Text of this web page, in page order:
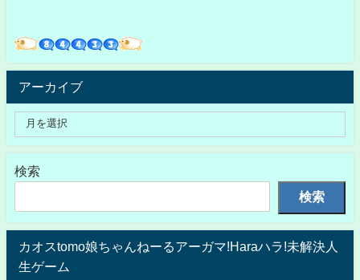
アーカイブ
検索
検索
カオスtomo娘ちゃんねーるアーガマ!Haraハラ!未解決人
生ゲーム